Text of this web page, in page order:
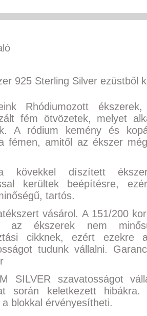
925 Sterling Silver ezüstből
Rhódiumozott
fém ötvözetek, melyet
A ródium kemény és
fémen, amitől az ékszer
kövekkel díszített
kerültek beépítésre,
tartós.
vásárol. A 151/200
az ékszerek nem
cikknek, ezért ezekre
tudunk vállalni.
SILVER szavatosságot
során keletkezett hibákra.
a blokkal érvényesítheti.